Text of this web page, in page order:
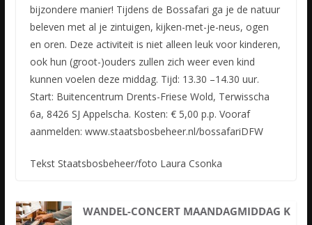
bijzondere manier! Tijdens de Bossafari ga je de natuur
beleven met al je zintuigen, kijken-met-je-neus, ogen
en oren. Deze activiteit is niet alleen leuk voor kinderen,
ook hun (groot-)ouders zullen zich weer even kind
kunnen voelen deze middag. Tijd: 13.30 –14.30 uur.
Start: Buitencentrum Drents-Friese Wold, Terwisscha
6a, 8426 SJ Appelscha. Kosten: € 5,00 p.p. Vooraf
aanmelden: www.staatsbosbeheer.nl/bossafariDFW
Tekst Staatsbosbeheer/foto Laura Csonka
WANDEL-CONCERT MAANDAGMIDDAG K